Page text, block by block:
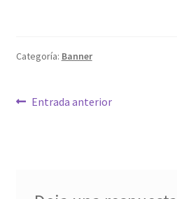
Categoría: Banner
Navegación
Anterior:
Entrada anterior